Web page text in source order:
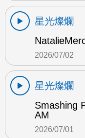
星光燦爛
2026/07/02
星光燦爛
Smashing
AM
2026/07/01